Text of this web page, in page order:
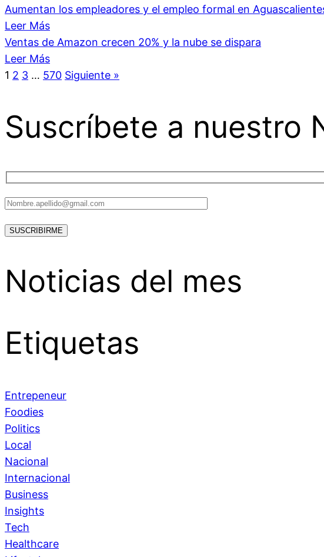
Aumentan los empleadores y el empleo formal en
Leer Más
Ventas de Amazon crecen 20% y la nube se dispara
Leer Más
1 2 3 … 570 Siguiente »
Suscríbete a nuestro
Noticias del mes
Etiquetas
Entrepeneur
Foodies
Politics
Local
Nacional
Internacional
Business
Insights
Tech
Healthcare